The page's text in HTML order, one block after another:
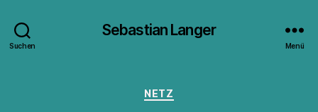
Suchen
Sebastian Langer
Menü
Kategorien
NETZ